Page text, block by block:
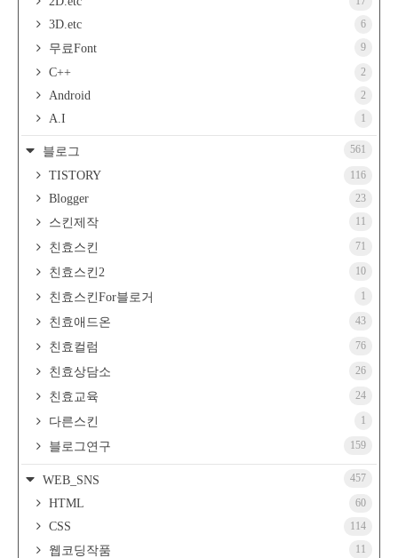
3D.etc 6
무료Font 9
C++ 2
Android 2
A.I 1
블로그 561
TISTORY 116
Blogger 23
스킨제작 11
친효스킨 71
친효스킨2 10
친효스킨For블로거 1
친효애드온 43
친효컬럼 76
친효상담소 26
친효교육 24
다른스킨 1
블로그연구 159
WEB_SNS 457
HTML 60
CSS 114
웹코딩작품 11